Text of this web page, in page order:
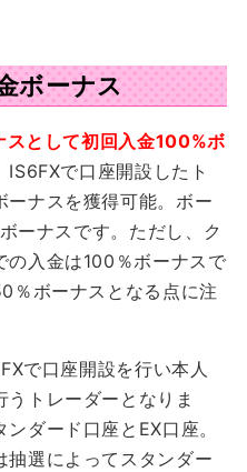
ボーナス
として初回入金100%ボ
IS6FXで口座開設したト
ーナスを獲得可能。ボー
ーナスです。ただし、ク
の入金は100％ボーナスで
％ボーナスとなる点に注
で口座開設を行い本人
トレーダーとなりま
ダード口座とEX口座。
抽選によってスタンダー